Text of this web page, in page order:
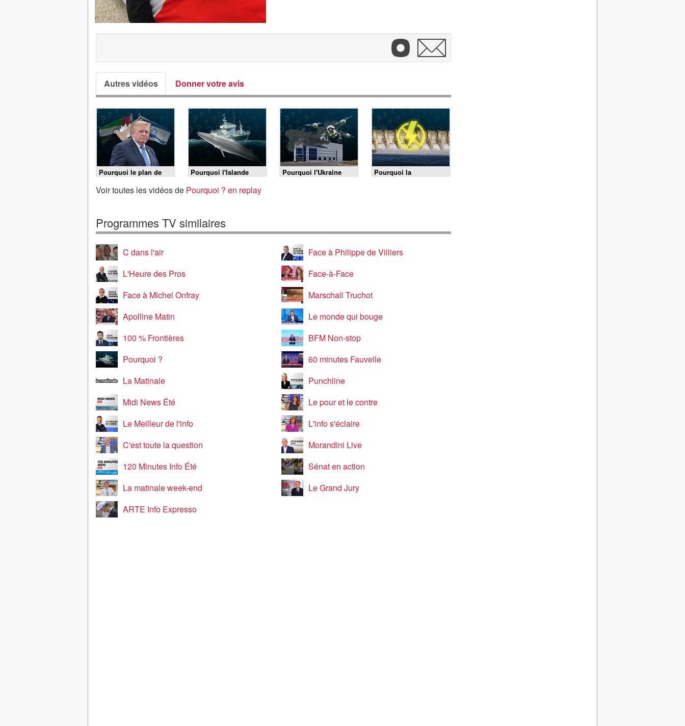
Autres vidéos Donner votre avis
Pourquoi le plan de
paix pour Gaza est-il
dans l'impasse ?
Pourquoi l'Islande
continue de chasser la
baleine ?
Pourquoi l'Ukraine
frappe l'Amazon russe
Pourquoi la
sécheresse du Danube
Voir toutes les vidéos de Pourquoi ? en replay
Programmes TV similaires
C dans l'air
Face à Philippe de Villiers
L'Heure des Pros
Face-à-Face
Face à Michel Onfray
Marschall Truchot
Apolline Matin
Le monde qui bouge
100 % Frontières
BFM Non-stop
Pourquoi ?
60 minutes Fauvelle
La Matinale
Punchline
Midi News Été
Le pour et le contre
Le Meilleur de l'info
L'info s'éclaire
C'est toute la question
Morandini Live
120 Minutes Info Été
Sénat en action
La matinale week-end
Le Grand Jury
ARTE Info Expresso